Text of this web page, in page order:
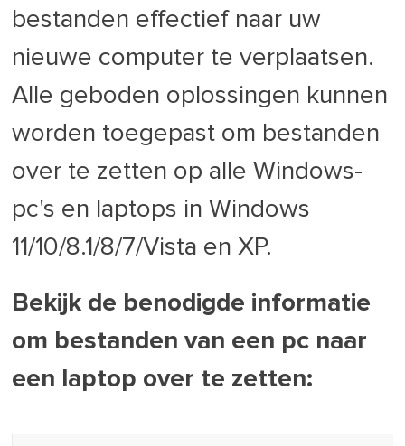
bestanden effectief naar uw
nieuwe computer te verplaatsen.
Alle geboden oplossingen kunnen
worden toegepast om bestanden
over te zetten op alle Windows-
pc's en laptops in Windows
11/10/8.1/8/7/Vista en XP.
Bekijk de benodigde informatie
om bestanden van een pc naar
een laptop over te zetten: